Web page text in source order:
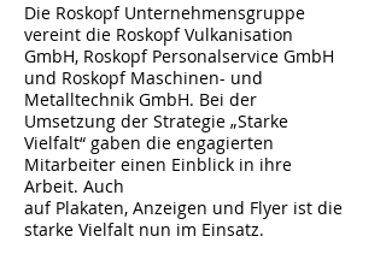
Die Roskopf Unternehmensgruppe
vereint die RoskopfVulkanisation
GmbH, Roskopf Personalservice GmbH
und Roskopf Maschinen- und
Metalltechnik GmbH. Bei der
Umsetzung der Strategie „Starke
Vielfalt“ gaben die engagierten
Mitarbeiter einen Einblick in ihre
Arbeit. Auch
auf Plakaten, Anzeigen und Flyer ist die
starke Vielfalt nun im Einsatz.